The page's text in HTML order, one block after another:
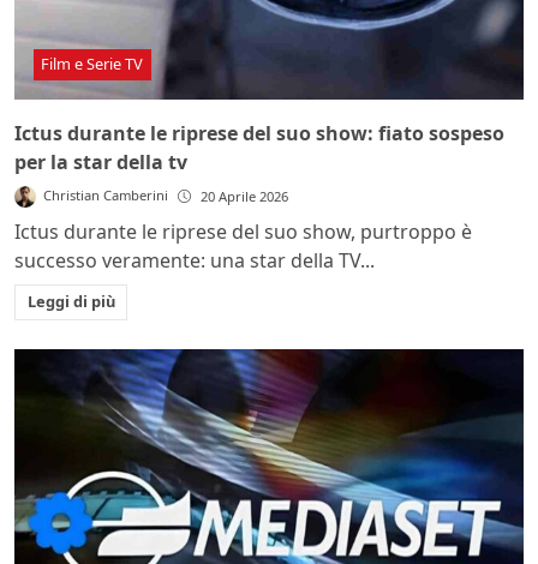
Film e Serie TV
Ictus durante le riprese del suo show: fiato sospeso
per la star della tv
Christian Camberini 20 Aprile 2026
Ictus durante le riprese del suo show, purtroppo è
successo veramente: una star della TV...
Leggi di più